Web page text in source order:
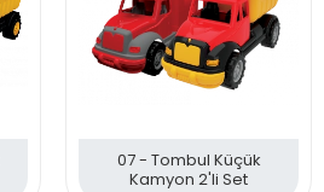
07 - Tombul Küçük
Kamyon 2'li Set